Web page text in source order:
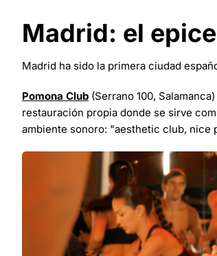
Madrid: el
Madrid ha sido la primera ciudad
Pomona Club (Serrano 100,
restauración propia donde se sirve
ambiente sonoro: "aesthetic club, nice